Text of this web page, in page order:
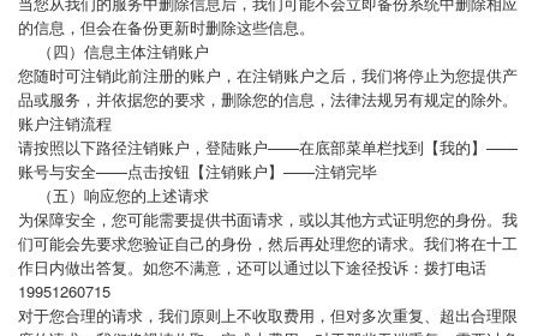
的信息，但会在备份更新时删除这些信息。
（四）信息主体注销账户
您随时可注销此前注册的账户，在注销账户之后，我们将停止为您提供产
品或服务，并依据您的要求，删除您的信息，法律法规另有规定的除外。
账户注销流程
请按照以下路径注销账户，登陆账户——在底部菜单栏找到【我的】——
账号与安全——点击按钮【注销账户】——注销完毕
（五）响应您的上述请求
为保障安全，您可能需要提供书面请求，或以其他方式证明您的身份。我
们可能会先要求您验证自己的身份，然后再处理您的请求。我们将在十工
作日内做出答复。如您不满意，还可以通过以下途径投诉：拨打电话
19951260715
对于您合理的请求，我们原则上不收取费用，但对多次重复、超出合理限